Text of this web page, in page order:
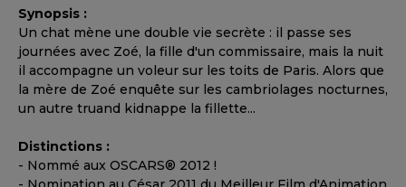
Synopsis :
Un chat mène une double vie secrète : il passe ses
journées avec Zoé, la fille d'un commissaire, mais la nuit
il accompagne un voleur sur les toits de Paris. Alors que
la mère de Zoé enquête sur les cambriolages nocturnes,
un autre truand kidnappe la fillette...
Distinctions :
- Nommé aux OSCARS® 2012 !